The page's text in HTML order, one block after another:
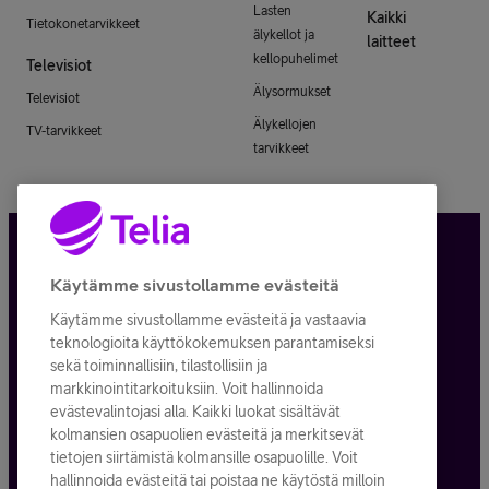
Tietokonetarvikkeet
Televisiot
Televisiot
TV-tarvikkeet
Lasten
älykellot ja
kellopuhelimet
Älysormukset
Älykellojen
tarvikkeet
Kaikki
laitteet
Tietosuoja ja -turva
Tilauksen peruuttaminen
Käyttöehdot
Evästeiden käyttö
Toimitusehdot ja palvelukuvaukset
Käytämme sivustollamme evästeitä
Käytämme sivustollamme evästeitä ja vastaavia
teknologioita käyttökokemuksen parantamiseksi
sekä toiminnallisiin, tilastollisiin ja
markkinointitarkoituksiin. Voit hallinnoida
evästevalintojasi alla. Kaikki luokat sisältävät
kolmansien osapuolien evästeitä ja merkitsevät
tietojen siirtämistä kolmansille osapuolille. Voit
hallinnoida evästeitä tai poistaa ne käytöstä milloin